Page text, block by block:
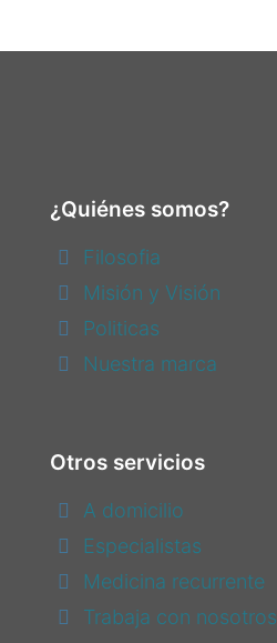
¿Quiénes somos?
Filosofia
Misión y Visión
Politicas
Nuestra marca
Otros servicios
A domicilio
Especialistas
Medicina recurrente
Trabaja con nosotros